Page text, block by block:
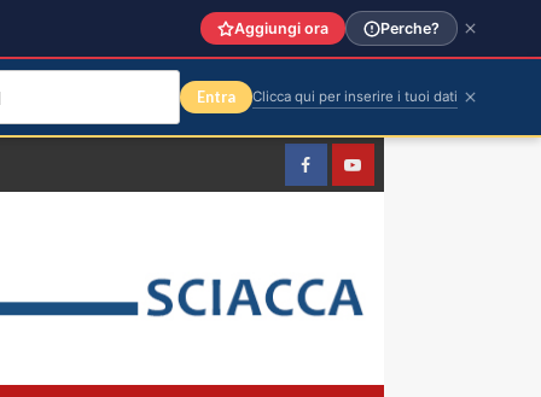
FacebookYountube
Aggiungi ora Perche?
Entra Clicca qui per inserire i tuoi dati